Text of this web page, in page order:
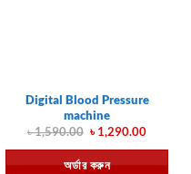
Digital Blood Pressure
machine
৳1,590.00 Original
price
was:
৳ 1,590.00.
৳1,290.00Current
is:
৳
অর্ডার করুন